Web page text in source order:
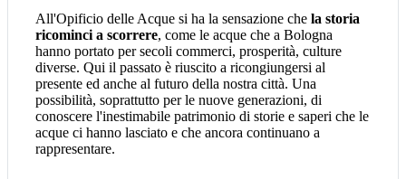
All'Opificio delle Acque si ha la sensazione che la storia
ricominci a scorrere, come le acque che a Bologna
hanno portato per secoli commerci, prosperità, culture
diverse. Qui il passato è riuscito a ricongiungersi al
presente ed anche al futuro della nostra città. Una
possibilità, soprattutto per le nuove generazioni, di
conoscere l'inestimabile patrimonio di storie e saperi che le
acque ci hanno lasciato e che ancora continuano a
rappresentare.